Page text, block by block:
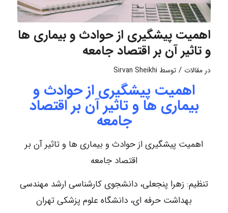
اهمیت پیشگیری از حوادث و بیماری ها
و تاثیر آن بر اقتصاد جامعه
درمقالات / توسط Sirvan Sheikhi
اهمیت پیشگیری از حوادث و
بیماری ها و تاثیر آن بر اقتصاد
جامعه
اهمیت پیشگیری از حوادث و بیماری ها و تاثیر آن بر
اقتصاد جامعه
تنظیم: زهرا پنجعلی، دانشجوی کارشناسی ارشد مهندسی
بهداشت حرفه ای، دانشگاه علوم پزشکی تهران